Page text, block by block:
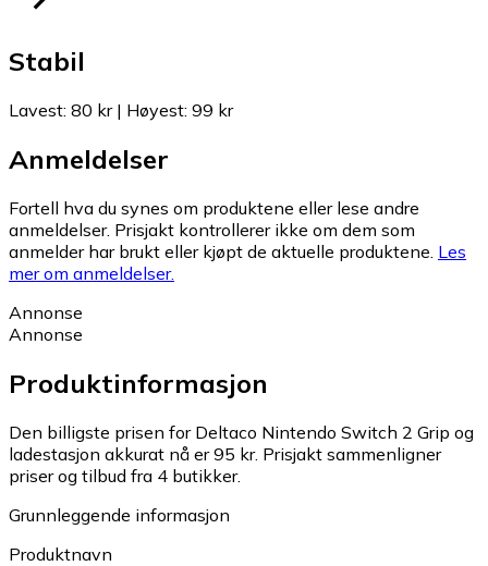
Stabil
Lavest: 80 kr| Høyest: 99 kr
Anmeldelser
Fortell hva du synes om produktene eller lese andre
anmeldelser. Prisjakt kontrollerer ikke om dem som
anmelder har brukt eller kjøpt de aktuelle produktene. Les
mer om anmeldelser.
Annonse
Annonse
Produktinformasjon
Den billigste prisen for Deltaco Nintendo Switch 2 Grip og
ladestasjon akkurat nå er 95 kr. Prisjakt sammenligner
priser og tilbud fra 4 butikker.
Grunnleggende informasjon
Produktnavn